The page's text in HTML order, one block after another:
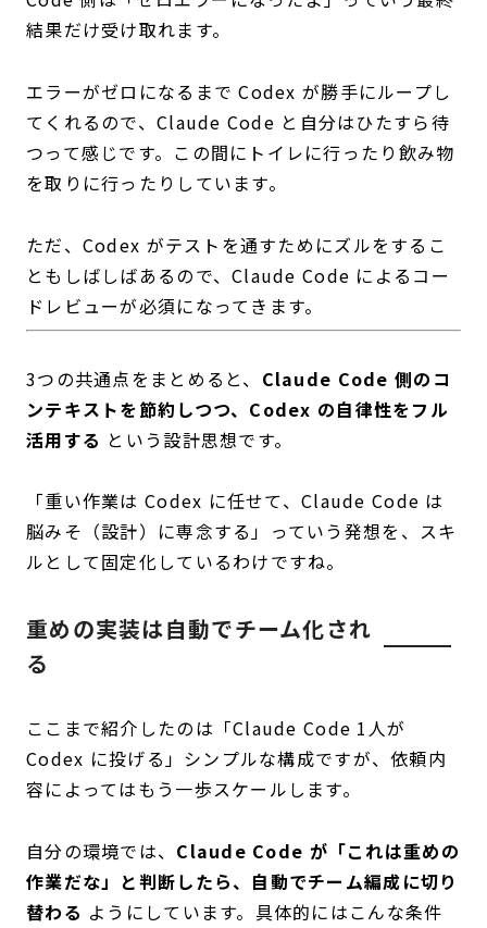
結果だけ受け取れます。
エラーがゼロになるまで Codex が勝手にループし
てくれるので、Claude Code と自分はひたすら待
つって感じです。この間にトイレに行ったり飲み物
を取りに行ったりしています。
ただ、Codex がテストを通すためにズルをするこ
ともしばしばあるので、Claude Code によるコー
ドレビューが必須になってきます。
3つの共通点をまとめると、 Claude Code 側のコ
ンテキストを節約しつつ、Codex の自律性をフル
活用する という設計思想です。
「重い作業は Codex に任せて、Claude Code は
脳みそ（設計）に専念する」っていう発想を、スキ
ルとして固定化しているわけですね。
重めの実装は自動でチーム化され
る
ここまで紹介したのは「Claude Code 1人が
Codex に投げる」シンプルな構成ですが、依頼内
容によってはもう一歩スケールします。
自分の環境では、 Claude Code が「これは重めの
作業だな」と判断したら、自動でチーム編成に切り
替わる ようにしています。具体的にはこんな条件